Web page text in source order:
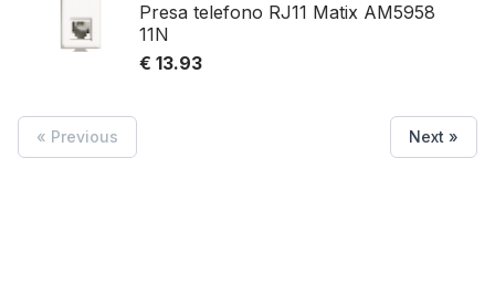
Presa telefono RJ11 Matix AM5958
11N
€ 13.93
« Previous Next »